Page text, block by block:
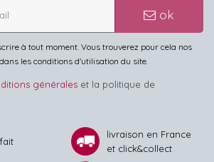
ok
à tout moment. Vous trouverez pour cela nos
les conditions d'utilisation du site.
générales et la politique de
livraison en France
et click&collect